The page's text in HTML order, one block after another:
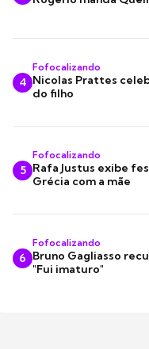
4
Fofocalizando
Nicolas Prattes
do filho
5
Fofocalizando
Rafa Justus exibe
Grécia com a mãe
6
Fofocalizando
Bruno Gagliasso
"Fui imaturo"